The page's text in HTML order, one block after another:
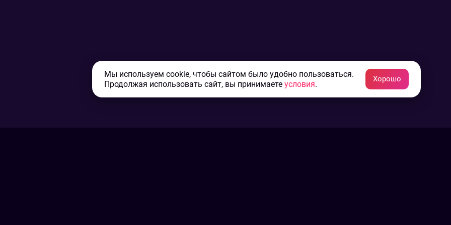
Мы используем cookie, чтобы сайтом было удобно пользоваться.
Продолжая использовать сайт, вы принимаете условия.
Хорошо